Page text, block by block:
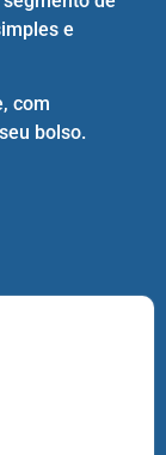
e
com
bolso.